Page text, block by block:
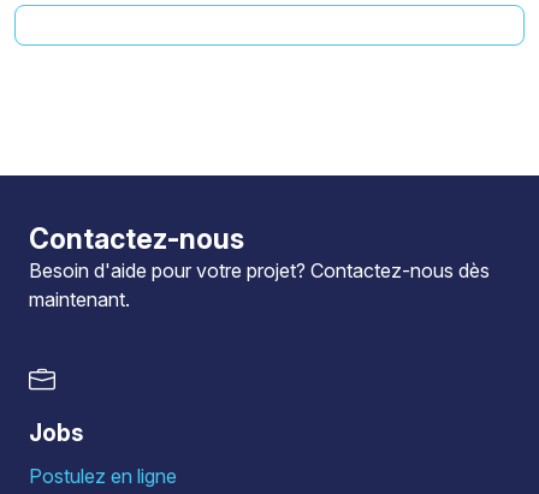
Contactez-nous
Besoin d'aide pour votre projet? Contactez-nous dès
maintenant.
Jobs
Postulez en ligne